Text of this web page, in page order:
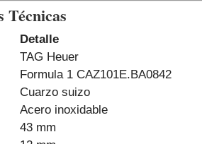
Técnicas
Detalle
TAG Heuer
Formula 1 CAZ101E.BA0842
Cuarzo suizo
Acero inoxidable
43 mm